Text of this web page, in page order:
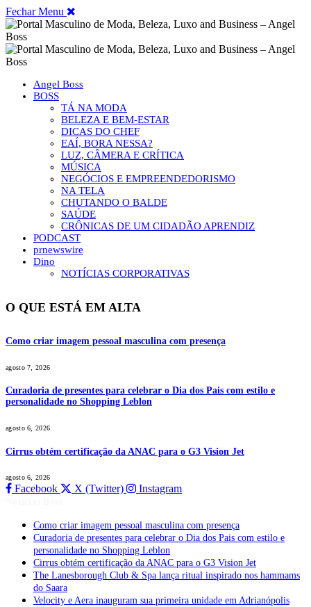
Fechar Menu
Angel Boss
BOSS
TÁ NA MODA
BELEZA E BEM-ESTAR
DICAS DO CHEF
EAÍ, BORA NESSA?
LUZ, CÂMERA E CRÍTICA
MÚSICA
NEGÓCIOS E EMPREENDEDORISMO
NA TELA
CHUTANDO O BALDE
SAÚDE
CRÔNICAS DE UM CIDADÃO APRENDIZ
PODCAST
prnewswire
Dino
NOTÍCIAS CORPORATIVAS
O QUE ESTÁ EM ALTA
Como criar imagem pessoal masculina com presença
agosto 7, 2026
Curadoria de presentes para celebrar o Dia dos Pais com estilo e
personalidade no Shopping Leblon
agosto 6, 2026
Cirrus obtém certificação da ANAC para o G3 Vision Jet
agosto 6, 2026
Facebook X (Twitter) Instagram
Como criar imagem pessoal masculina com presença
Curadoria de presentes para celebrar o Dia dos Pais com estilo e
personalidade no Shopping Leblon
Cirrus obtém certificação da ANAC para o G3 Vision Jet
The Lanesborough Club & Spa lança ritual inspirado nos hammams
do Saara
Velocity e Aera inauguram sua primeira unidade em Adrianópolis